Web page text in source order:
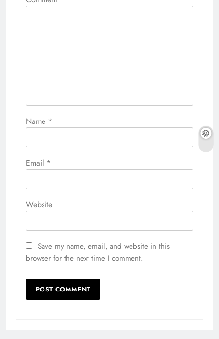
Name *
Email *
Website
Save my name, email, and website in this
browser for the next time I comment.